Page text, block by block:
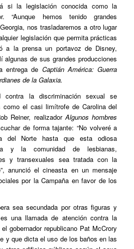
si la legislación conocida como la
“Aunque hemos tenido grandes
nos trasladaremos a otro lugar
legislación que permita prácticas
a la prensa un portavoz de Disney,
algunas de sus grandes producciones
entrega de Captián América: Guerra
de la Galaxia.
contra la discriminación sexual se
como el casi limítrofe de Carolina del
Reiner, realizador Algunos hombres
de forma tajante: “No volveré a
del Norte hasta que esta odiosa
y la comunidad de lesbianas,
y transexuales sea tratada con la
anunció el cineasta en un mensaje
por la Campaña en favor de los
sea secundada por otras figuras y
una llamada de atención contra la
gobernador republicano Pat McCrory
y que dicta el uso de los baños en las